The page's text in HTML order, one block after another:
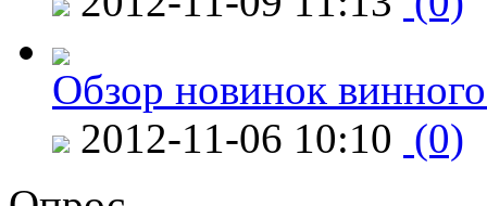
Обзор новинок
2012-11-06 10:10 (0)